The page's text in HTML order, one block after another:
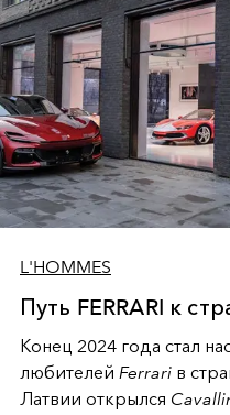
L'HOMMES
Путь FERRARI к
Конец 2024 года стал
любителей Ferrari в
Латвии открылся